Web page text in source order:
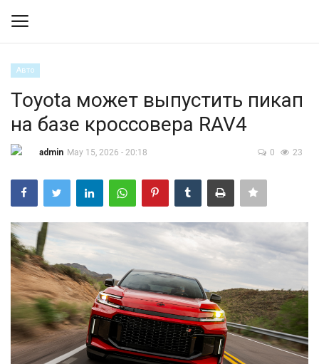
Контакты
Политика
Экономика
Технологии
Спорт
Туризм
Авто
Toyota может выпустить пикап
на базе кроссовера RAV4
admin May 15, 2026 - 20:18 0 23